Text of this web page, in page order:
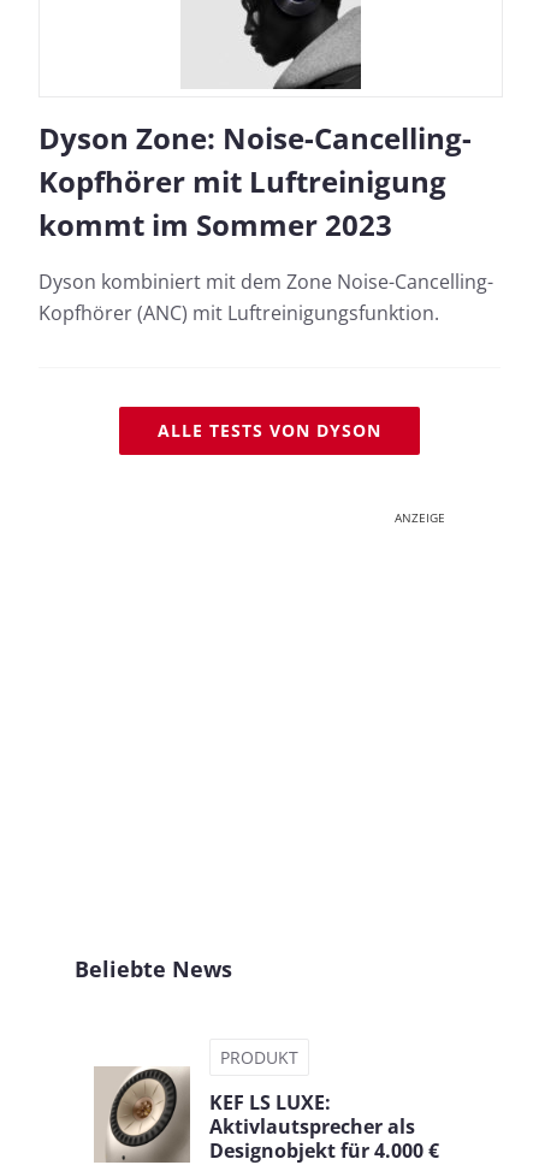
Dyson Zone: Noise-Cancelling-
Kopfhörer mit Luftreinigung
kommt im Sommer 2023
Dyson kombiniert mit dem Zone Noise-Cancelling-
Kopfhörer (ANC) mit Luftreinigungsfunktion.
ALLE TESTS VON DYSON
ANZEIGE
Beliebte News
PRODUKT
KEF LS LUXE:
Aktivlautsprecher als
Designobjekt für 4.000 €